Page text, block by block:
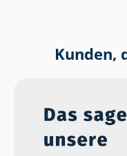
Kunden,